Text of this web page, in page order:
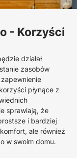
- Korzyści
działał
zasobów
płynące z
sprawiają, że
i bardziej
ale również
w swoim domu.